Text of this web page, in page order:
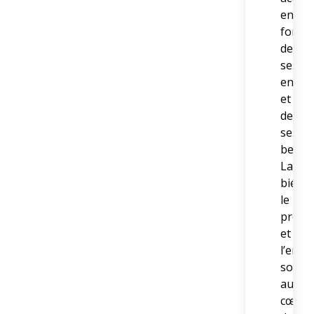
en
de
ses
envies
et
de
ses
La
le
et
sont
au
cœur